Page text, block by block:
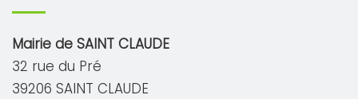
Mairie de SAINT CLAUDE
32 rue du Pré
39206 SAINT CLAUDE